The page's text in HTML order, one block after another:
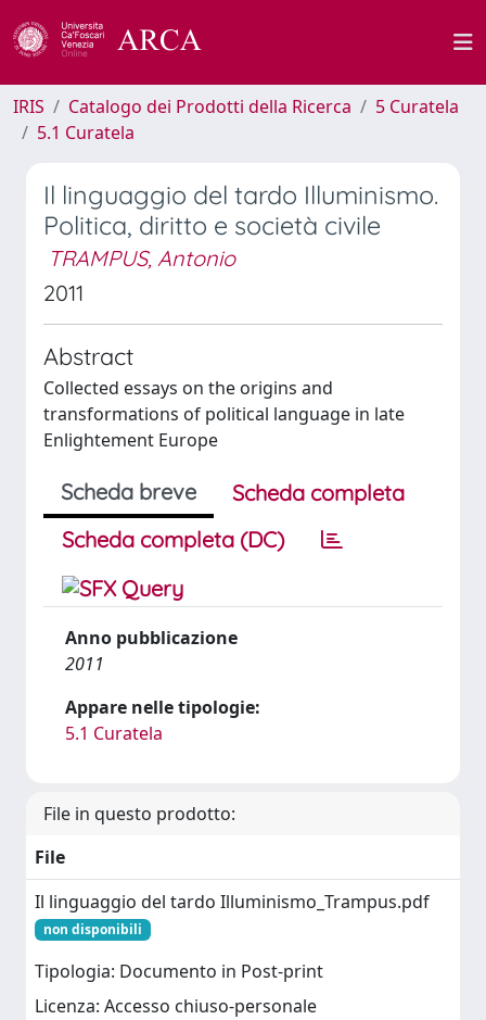
IRIS Catalogo dei Prodotti della Ricerca
5 Curatela
5.1 Curatela
Il linguaggio del tardo Illuminismo.
Politica, diritto e società civile
TRAMPUS, Antonio
2011
Abstract
Collected essays on the origins and
transformations of political language in late
Enlightement Europe
Scheda breve
Scheda completa
Scheda completa (DC)
Anno pubblicazione
2011
Appare nelle tipologie:
5.1 Curatela
File in questo prodotto:
File
Il linguaggio del tardo Illuminismo_Trampus.pdf
non disponibili
Tipologia: Documento in Post-print
Licenza: Accesso chiuso-personale